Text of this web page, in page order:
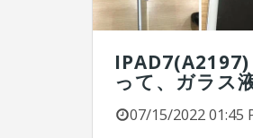
って、ガラス
07/15/2022 01:45